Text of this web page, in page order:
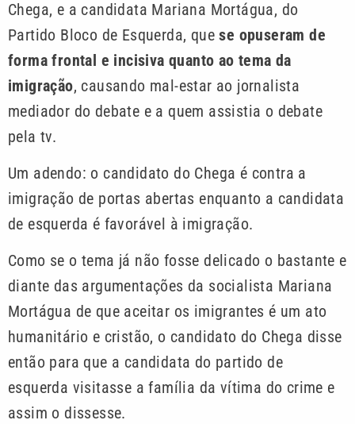
Chega, e a candidata Mariana Mortágua, do
Partido Bloco de Esquerda, quese opuseram de
forma frontal e incisiva quanto ao tema da
imigração, causando mal-estar ao jornalista
mediador do debate e a quem assistia o debate
pela tv.
Um adendo: o candidato do Chega é contra a
imigração de portas abertas enquanto a candidata
de esquerda é favorável à imigração.
Como se o tema já não fosse delicado o bastante e
diante das argumentações da socialista Mariana
Mortágua de que aceitar os imigrantes é um ato
humanitário e cristão, o candidato do Chega disse
então para que a candidata do partido de
esquerda visitasse a família da vítima do crime e
assim o dissesse.